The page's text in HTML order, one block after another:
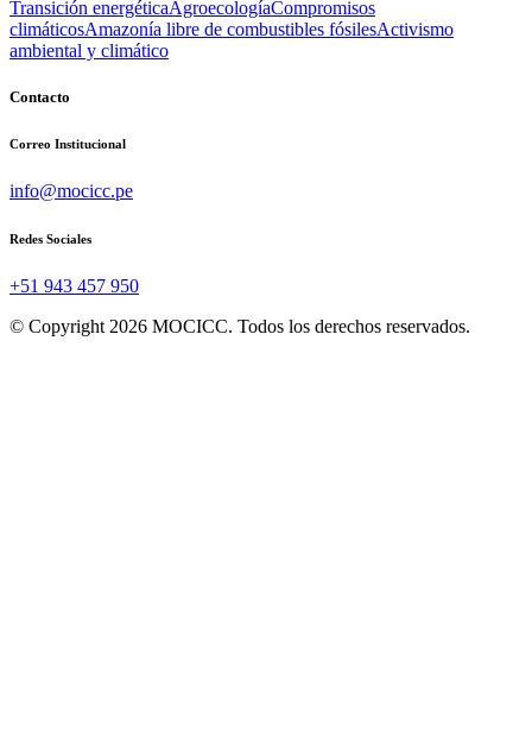
Transición energéticaAgroecologíaCompromisos
climáticosAmazonía libre de combustibles fósilesActivismo
ambiental y climático
Contacto
Correo Institucional
info@mocicc.pe
Redes Sociales
+51 943 457 950
© Copyright 2026 MOCICC. Todos los derechos reservados.